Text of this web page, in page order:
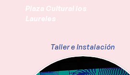
Plaza Cultural los
Laureles
Taller e Instalación